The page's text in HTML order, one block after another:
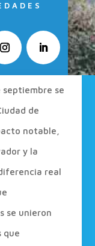
septiembre se
de
notable,
y la
real
se unieron
que